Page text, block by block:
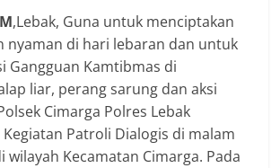
,Lebak, Guna untuk menciptakan
nyaman di hari lebaran dan untuk
Gangguan Kamtibmas di
liar, perang sarung dan aksi
Cimarga Polres Lebak
Patroli Dialogis di malam
wilayah Kecamatan Cimarga. Pada